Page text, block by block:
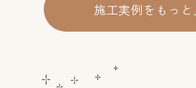
施工実例をもっと